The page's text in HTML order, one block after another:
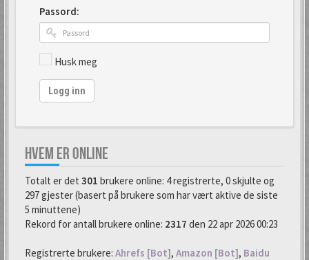
Passord:
Husk meg
Logg inn
HVEM ER ONLINE
Totalt er det 301 brukere online: 4 registrerte, 0 skjulte og
297 gjester (basert på brukere som har vært aktive de siste
5 minuttene)
Rekord for antall brukere online: 2317 den 22 apr 2026 00:23
Registrerte brukere: Ahrefs [Bot], Amazon [Bot], Baidu